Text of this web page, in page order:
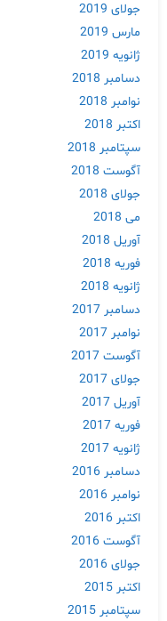
جولای 2019
مارس 2019
ژانویه 2019
دسامبر 2018
نوامبر 2018
اکتبر 2018
سپتامبر 2018
آگوست 2018
جولای 2018
می 2018
آوریل 2018
فوریه 2018
ژانویه 2018
دسامبر 2017
نوامبر 2017
آگوست 2017
جولای 2017
آوریل 2017
فوریه 2017
ژانویه 2017
دسامبر 2016
نوامبر 2016
اکتبر 2016
آگوست 2016
جولای 2016
اکتبر 2015
سپتامبر 2015